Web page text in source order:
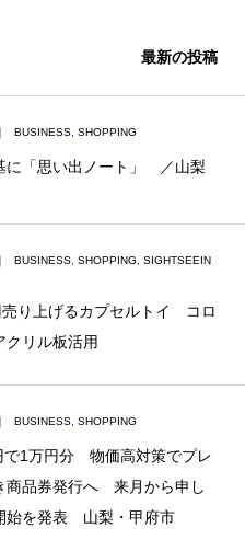
最新の投稿
｜ BUSINESS SHOPPING
に「思い出ノート」 ／山梨
｜ BUSINESS SHOPPING
SIGHTSEEIN
売り上げるカプセルトイ コロ
クリル板活用
｜ BUSINESS SHOPPING
で1万円分 物価高対策でプレ
商品券発行へ 来月から申し
始を発表 山梨・甲府市